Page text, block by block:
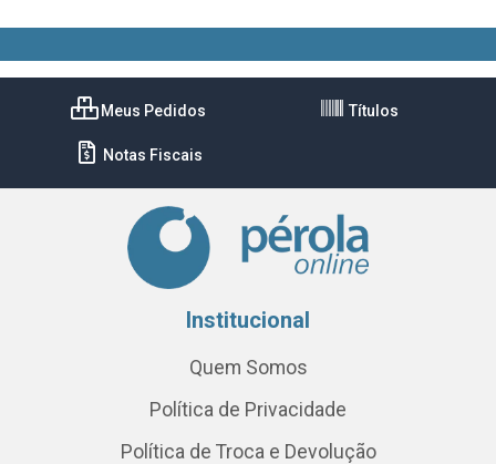
Meus Pedidos Títulos
Notas Fiscais
Institucional
Quem Somos
Política de Privacidade
Política de Troca e Devolução